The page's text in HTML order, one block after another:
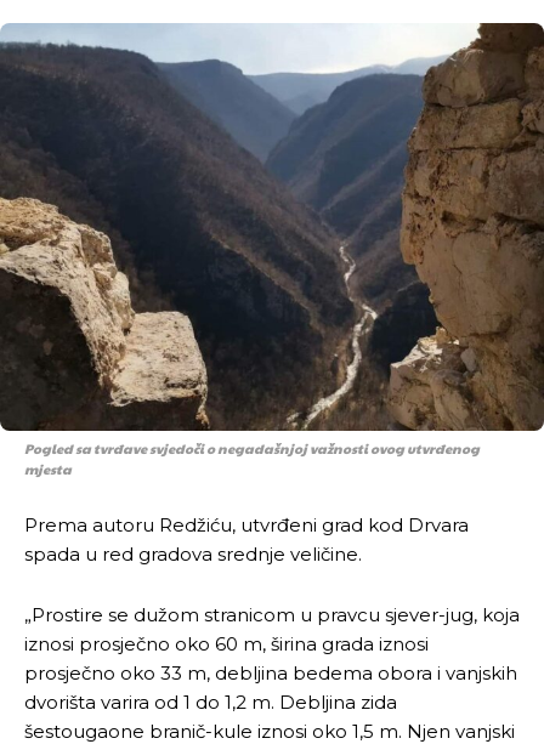
Pogled sa tvrđave svjedoči o negadašnjoj važnosti ovog utvrđenog
mjesta
Prema autoru Redžiću, utvrđeni grad kod Drvara
spada u red gradova srednje veličine.
„Prostire se dužom stranicom u pravcu sjever-jug, koja
iznosi prosječno oko 60 m, širina grada iznosi
prosječno oko 33 m, debljina bedema obora i vanjskih
dvorišta varira od 1 do 1,2 m. Debljina zida
šestougaone branič-kule iznosi oko 1,5 m. Njen vanjski